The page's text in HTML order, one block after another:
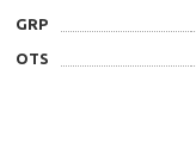
GRP
OTS